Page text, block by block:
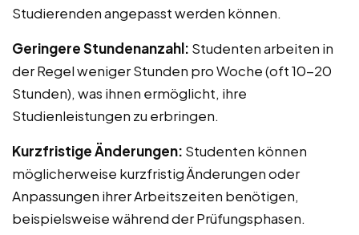
Studierenden angepasst werden können.
Geringere Stundenanzahl: Studenten arbeiten in
der Regel weniger Stunden pro Woche (oft 10-20
Stunden), was ihnen ermöglicht, ihre
Studienleistungen zu erbringen.
Kurzfristige Änderungen: Studenten können
möglicherweise kurzfristig Änderungen oder
Anpassungen ihrer Arbeitszeiten benötigen,
beispielsweise während der Prüfungsphasen.